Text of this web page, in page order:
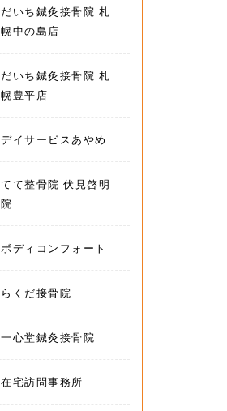
だいち鍼灸接骨院 札
幌中の島店
だいち鍼灸接骨院 札
幌豊平店
デイサービスあやめ
てて整骨院 伏見啓明
院
ボディコンフォート
らくだ接骨院
一心堂鍼灸接骨院
在宅訪問事務所